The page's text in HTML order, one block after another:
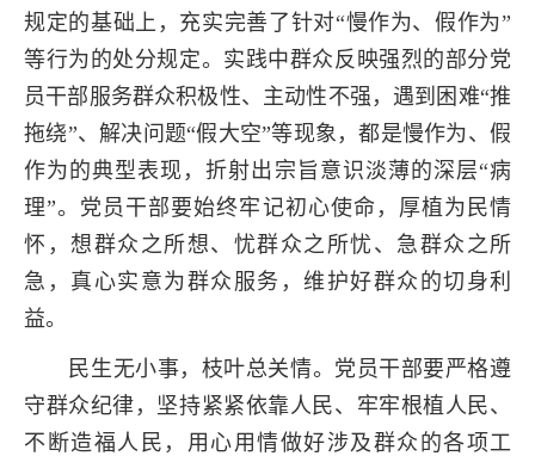
规定的基础上，充实完善了针对“慢作为、假作为”
等行为的处分规定。实践中群众反映强烈的部分党
员干部服务群众积极性、主动性不强，遇到困难“推
拖绕”、解决问题“假大空”等现象，都是慢作为、假
作为的典型表现，折射出宗旨意识淡薄的深层“病
理”。党员干部要始终牢记初心使命，厚植为民情
怀，想群众之所想、忧群众之所忧、急群众之所
急，真心实意为群众服务，维护好群众的切身利
益。
民生无小事，枝叶总关情。党员干部要严格遵
守群众纪律，坚持紧紧依靠人民、牢牢根植人民、
不断造福人民，用心用情做好涉及群众的各项工